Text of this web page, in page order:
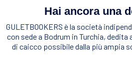
Hai ancora una
GULETBOOKERS è la società
con sede a Bodrum in Turchia,
di caicco possibile dalla più ampia